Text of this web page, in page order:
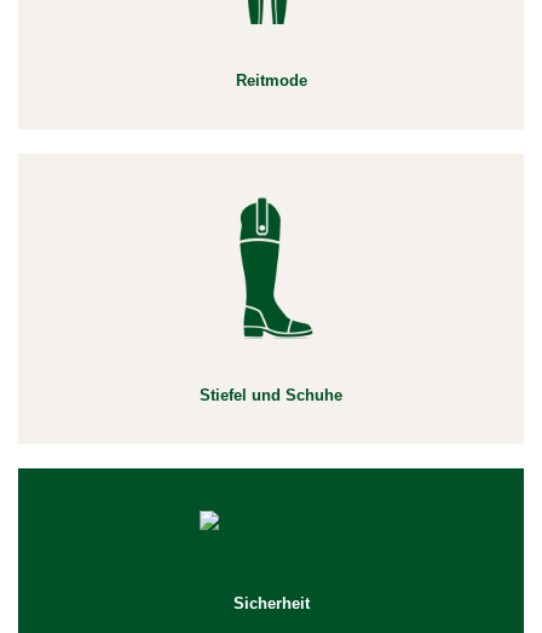
Reitmode
Stiefel und Schuhe
Sicherheit